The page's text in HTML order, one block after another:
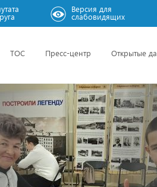
Версия для
слабовидящих
ТОС Пресс-центр Открытые